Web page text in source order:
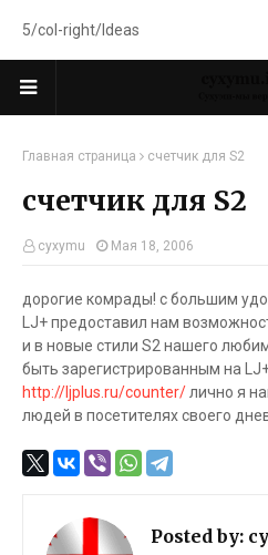
5/col-right/Ideas
Главная страница счетчик для S2
счетчик для S2
cyxymu Мая 18, 2006
дорогие комрады! с большим
LJ+ предоставил нам
и в новые стили S2 нашего
быть зарегистрированным на
http://ljplus.ru/counter/ лично я
людей в посетителях своего
Posted by: